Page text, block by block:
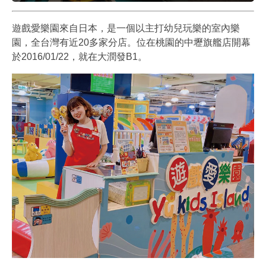
遊戲愛樂園來自日本，是一個以主打幼兒玩樂的室內樂
園，全台灣有近20多家分店。位在桃園的中壢旗艦店開幕
於2016/01/22，就在大潤發B1。